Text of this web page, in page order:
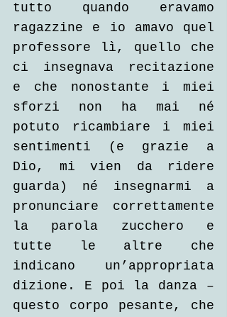
tutto quando eravamo
ragazzine e io amavo quel
professore lì, quello che
ci insegnava recitazione
e che nonostante i miei
sforzi non ha mai né
potuto ricambiare i miei
sentimenti (e grazie a
Dio, mi vien da ridere
guarda) né insegnarmi a
pronunciare correttamente
la parola zucchero e
tutte le altre che
indicano un’appropriata
dizione. E poi la danza –
questo corpo pesante, che